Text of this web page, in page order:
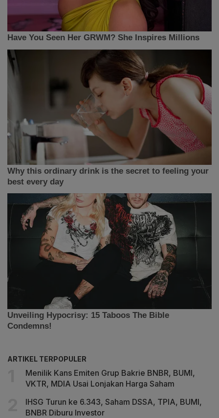
ARTIKEL TERPOPULER
Menilik Kans Emiten Grup Bakrie BNBR, BUMI,
VKTR, MDIA Usai Lonjakan Harga Saham
IHSG Turun ke 6.343, Saham DSSA, TPIA, BUMI,
BNBR Diburu Investor